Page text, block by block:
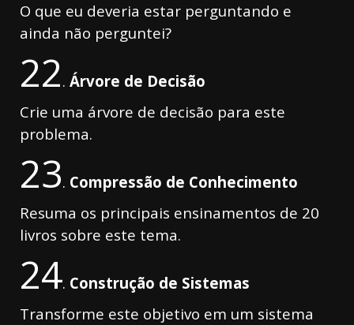
O que eu deveria estar perguntando e
ainda não perguntei?
22. Árvore de Decisão
Crie uma árvore de decisão para este
problema.
23. Compressão de Conhecimento
Resuma os principais ensinamentos de 20
livros sobre este tema.
24. Construção de Sistemas
Transforme este objetivo em um sistema